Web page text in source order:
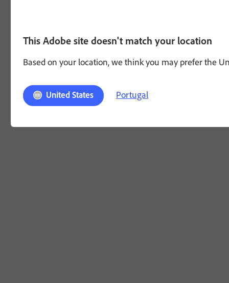
This Adobe site doesn't match your location
Based on your location, we think you may prefer the
United States Portugal